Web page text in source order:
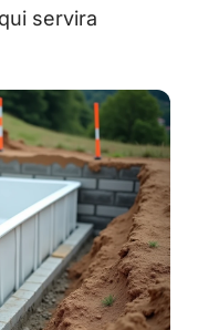
servira